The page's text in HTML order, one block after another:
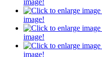
image!
image!
image!
image!